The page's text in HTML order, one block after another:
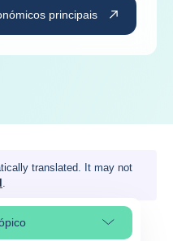
principais
translated. It may not
.
a secção da página